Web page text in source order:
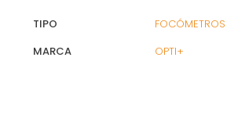
TIPO
FOCÓMETROS
MARCA
OPTI+